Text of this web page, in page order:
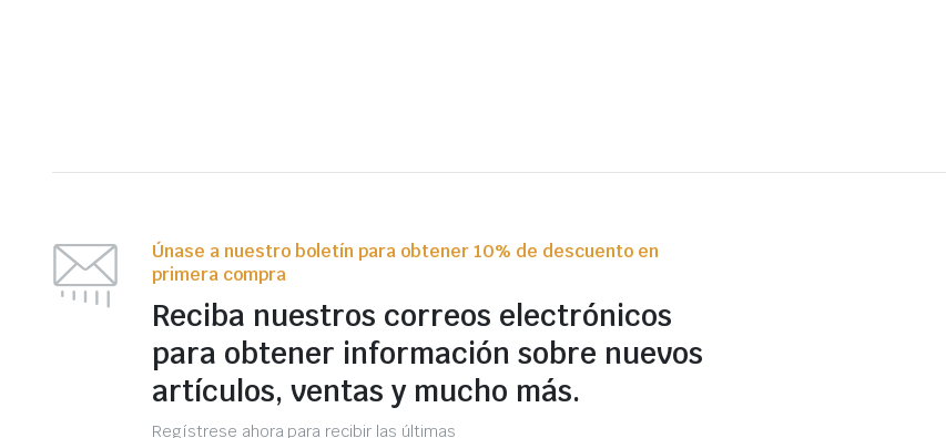
Únase a nuestro boletín para obtener 10% de descuento en
primera compra
Reciba nuestros correos electrónicos
para obtener información sobre nuevos
artículos, ventas y mucho más.
Regístrese ahora para recibir las últimas